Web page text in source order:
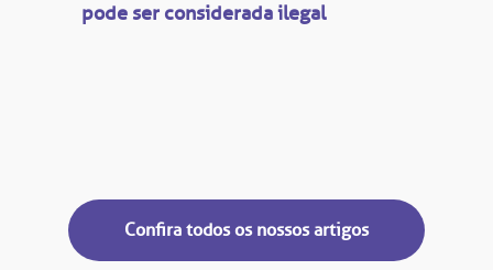
pode ser considerada ilegal
Confira todos os nossos artigos